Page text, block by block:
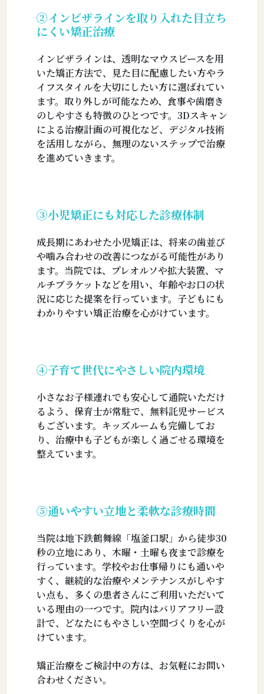
②インビザラインを取り入れた目立ち
にくい矯正治療
インビザラインは、透明なマウスピースを用
いた矯正方法で、見た目に配慮したい方やラ
イフスタイルを大切にしたい方に選ばれてい
ます。取り外しが可能なため、食事や歯磨き
のしやすさも特徴のひとつです。3Dスキャン
による治療計画の可視化など、デジタル技術
を活用しながら、無理のないステップで治療
を進めていきます。
③小児矯正にも対応した診療体制
成長期にあわせた小児矯正は、将来の歯並び
や噛み合わせの改善につながる可能性があり
ます。当院では、プレオルソや拡大装置、マ
ルチブラケットなどを用い、年齢やお口の状
況に応じた提案を行っています。子どもにも
わかりやすい矯正治療を心がけています。
④子育て世代にやさしい院内環境
小さなお子様連れでも安心して通院いただけ
るよう、保育士が常駐で、無料託児サービス
もございます。キッズルームも完備してお
り、治療中も子どもが楽しく過ごせる環境を
整えています。
⑤通いやすい立地と柔軟な診療時間
当院は地下鉄鶴舞線「塩釜口駅」から徒歩30
秒の立地にあり、木曜・土曜も夜まで診療を
行っています。学校やお仕事帰りにも通いや
すく、継続的な治療やメンテナンスがしやす
い点も、多くの患者さんにご利用いただいて
いる理由の一つです。院内はバリアフリー設
計で、どなたにもやさしい空間づくりを心が
けています。
矯正治療をご検討中の方は、お気軽にお問い
合わせください。